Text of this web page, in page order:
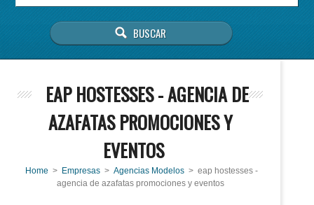
EAP HOSTESSES - AGENCIA DE
AZAFATAS PROMOCIONES Y
EVENTOS
Home > Empresas> Agencias Modelos > eap hostesses -
agencia de azafatas promociones y eventos